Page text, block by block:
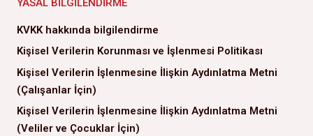
KVKK hakkında bilgilendirme
Kişisel Verilerin Korunması ve İşlenmesi Politikası
Kişisel Verilerin İşlenmesine İlişkin Aydınlatma Metni
(Çalışanlar İçin)
Kişisel Verilerin İşlenmesine İlişkin Aydınlatma Metni
(Veliler ve Çocuklar İçin)